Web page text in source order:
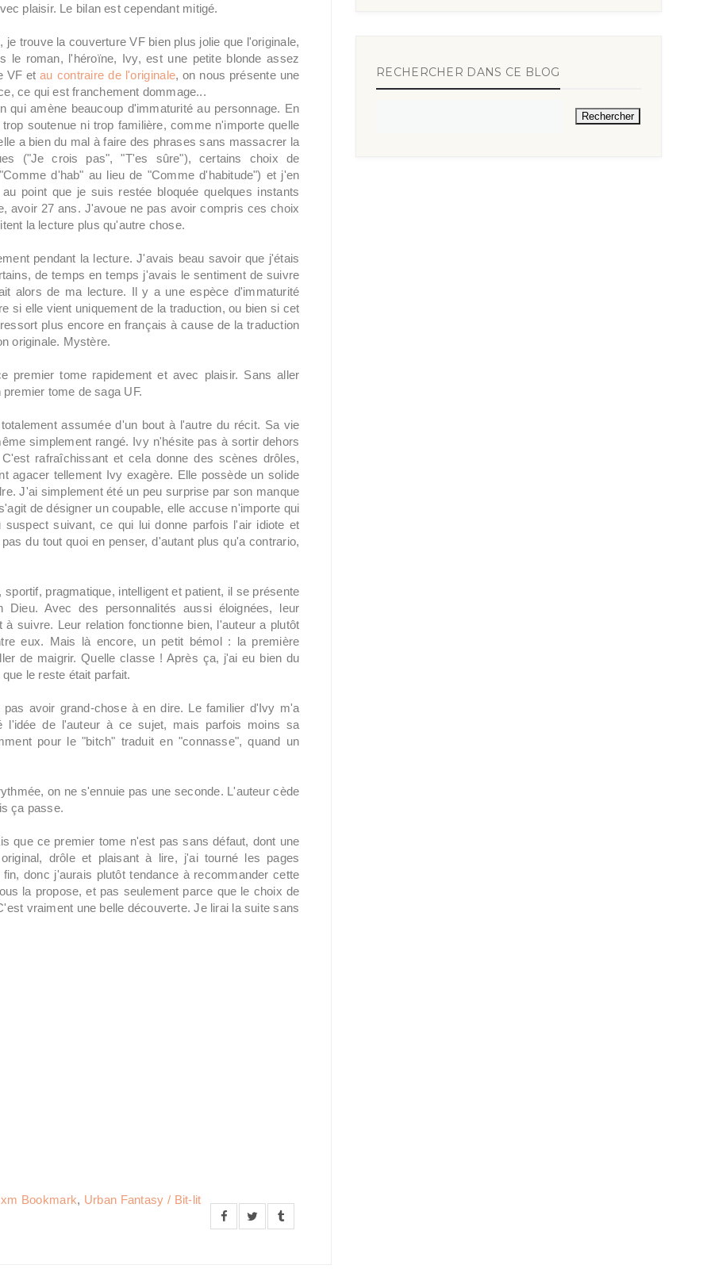
plaisir. Le bilan est cependant mitigé.
trouve la couverture VF bien plus jolie que l'originale,
le roman, l'héroïne, Ivy, est une petite blonde assez
VF etau contraire de l'originale, on nous présente une
ce qui est franchement dommage...
amène beaucoup d'immaturité au personnage. En
soutenue ni trop familière, comme n'importe quelle
a bien du mal à faire des phrases sans massacrer la
("Je crois pas", "T'es sûre"), certains choix de
d'hab" au lieu de "Comme d'habitude") et j'en
point que je suis restée bloquée quelques instants
avoir 27 ans. J'avoue ne pas avoir compris ces choix
la lecture plus qu'autre chose.
pendant la lecture. J'avais beau savoir que j'étais
de temps en temps j'avais le sentiment de suivre
alors de ma lecture. Il y a une espèce d'immaturité
si elle vient uniquement de la traduction, ou bien si cet
plus encore en français à cause de la traduction
originale. Mystère.
tome rapidement et avec plaisir. Sans aller
tome de saga UF.
assumée d'un bout à l'autre du récit. Sa vie
simplement rangé. Ivy n'hésite pas à sortir dehors
rafraîchissant et cela donne des scènes drôles,
agacer tellement Ivy exagère. Elle possède un solide
J'ai simplement été un peu surprise par son manque
de désigner un coupable, elle accuse n'importe qui
suivant, ce qui lui donne parfois l'air idiote et
du tout quoi en penser, d'autant plus qu'a contrario,
pragmatique, intelligent et patient, il se présente
Avec des personnalités aussi éloignées, leur
suivre. Leur relation fonctionne bien, l'auteur a plutôt
eux. Mais là encore, un petit bémol : la première
de maigrir. Quelle classe ! Après ça, j'ai eu bien du
le reste était parfait.
avoir grand-chose à en dire. Le familier d'Ivy m'a
l'idée de l'auteur à ce sujet, mais parfois moins sa
pour le "bitch" traduit en "connasse", quand un
on ne s'ennuie pas une seconde. L'auteur cède
ça passe.
que ce premier tome n'est pas sans défaut, dont une
drôle et plaisant à lire, j'ai tourné les pages
donc j'aurais plutôt tendance à recommander cette
la propose, et pas seulement parce que le choix de
vraiment une belle découverte. Je lirai la suite sans
Bookmark, Urban Fantasy / Bit-lit
RECHERCHER DANS CE BLOG